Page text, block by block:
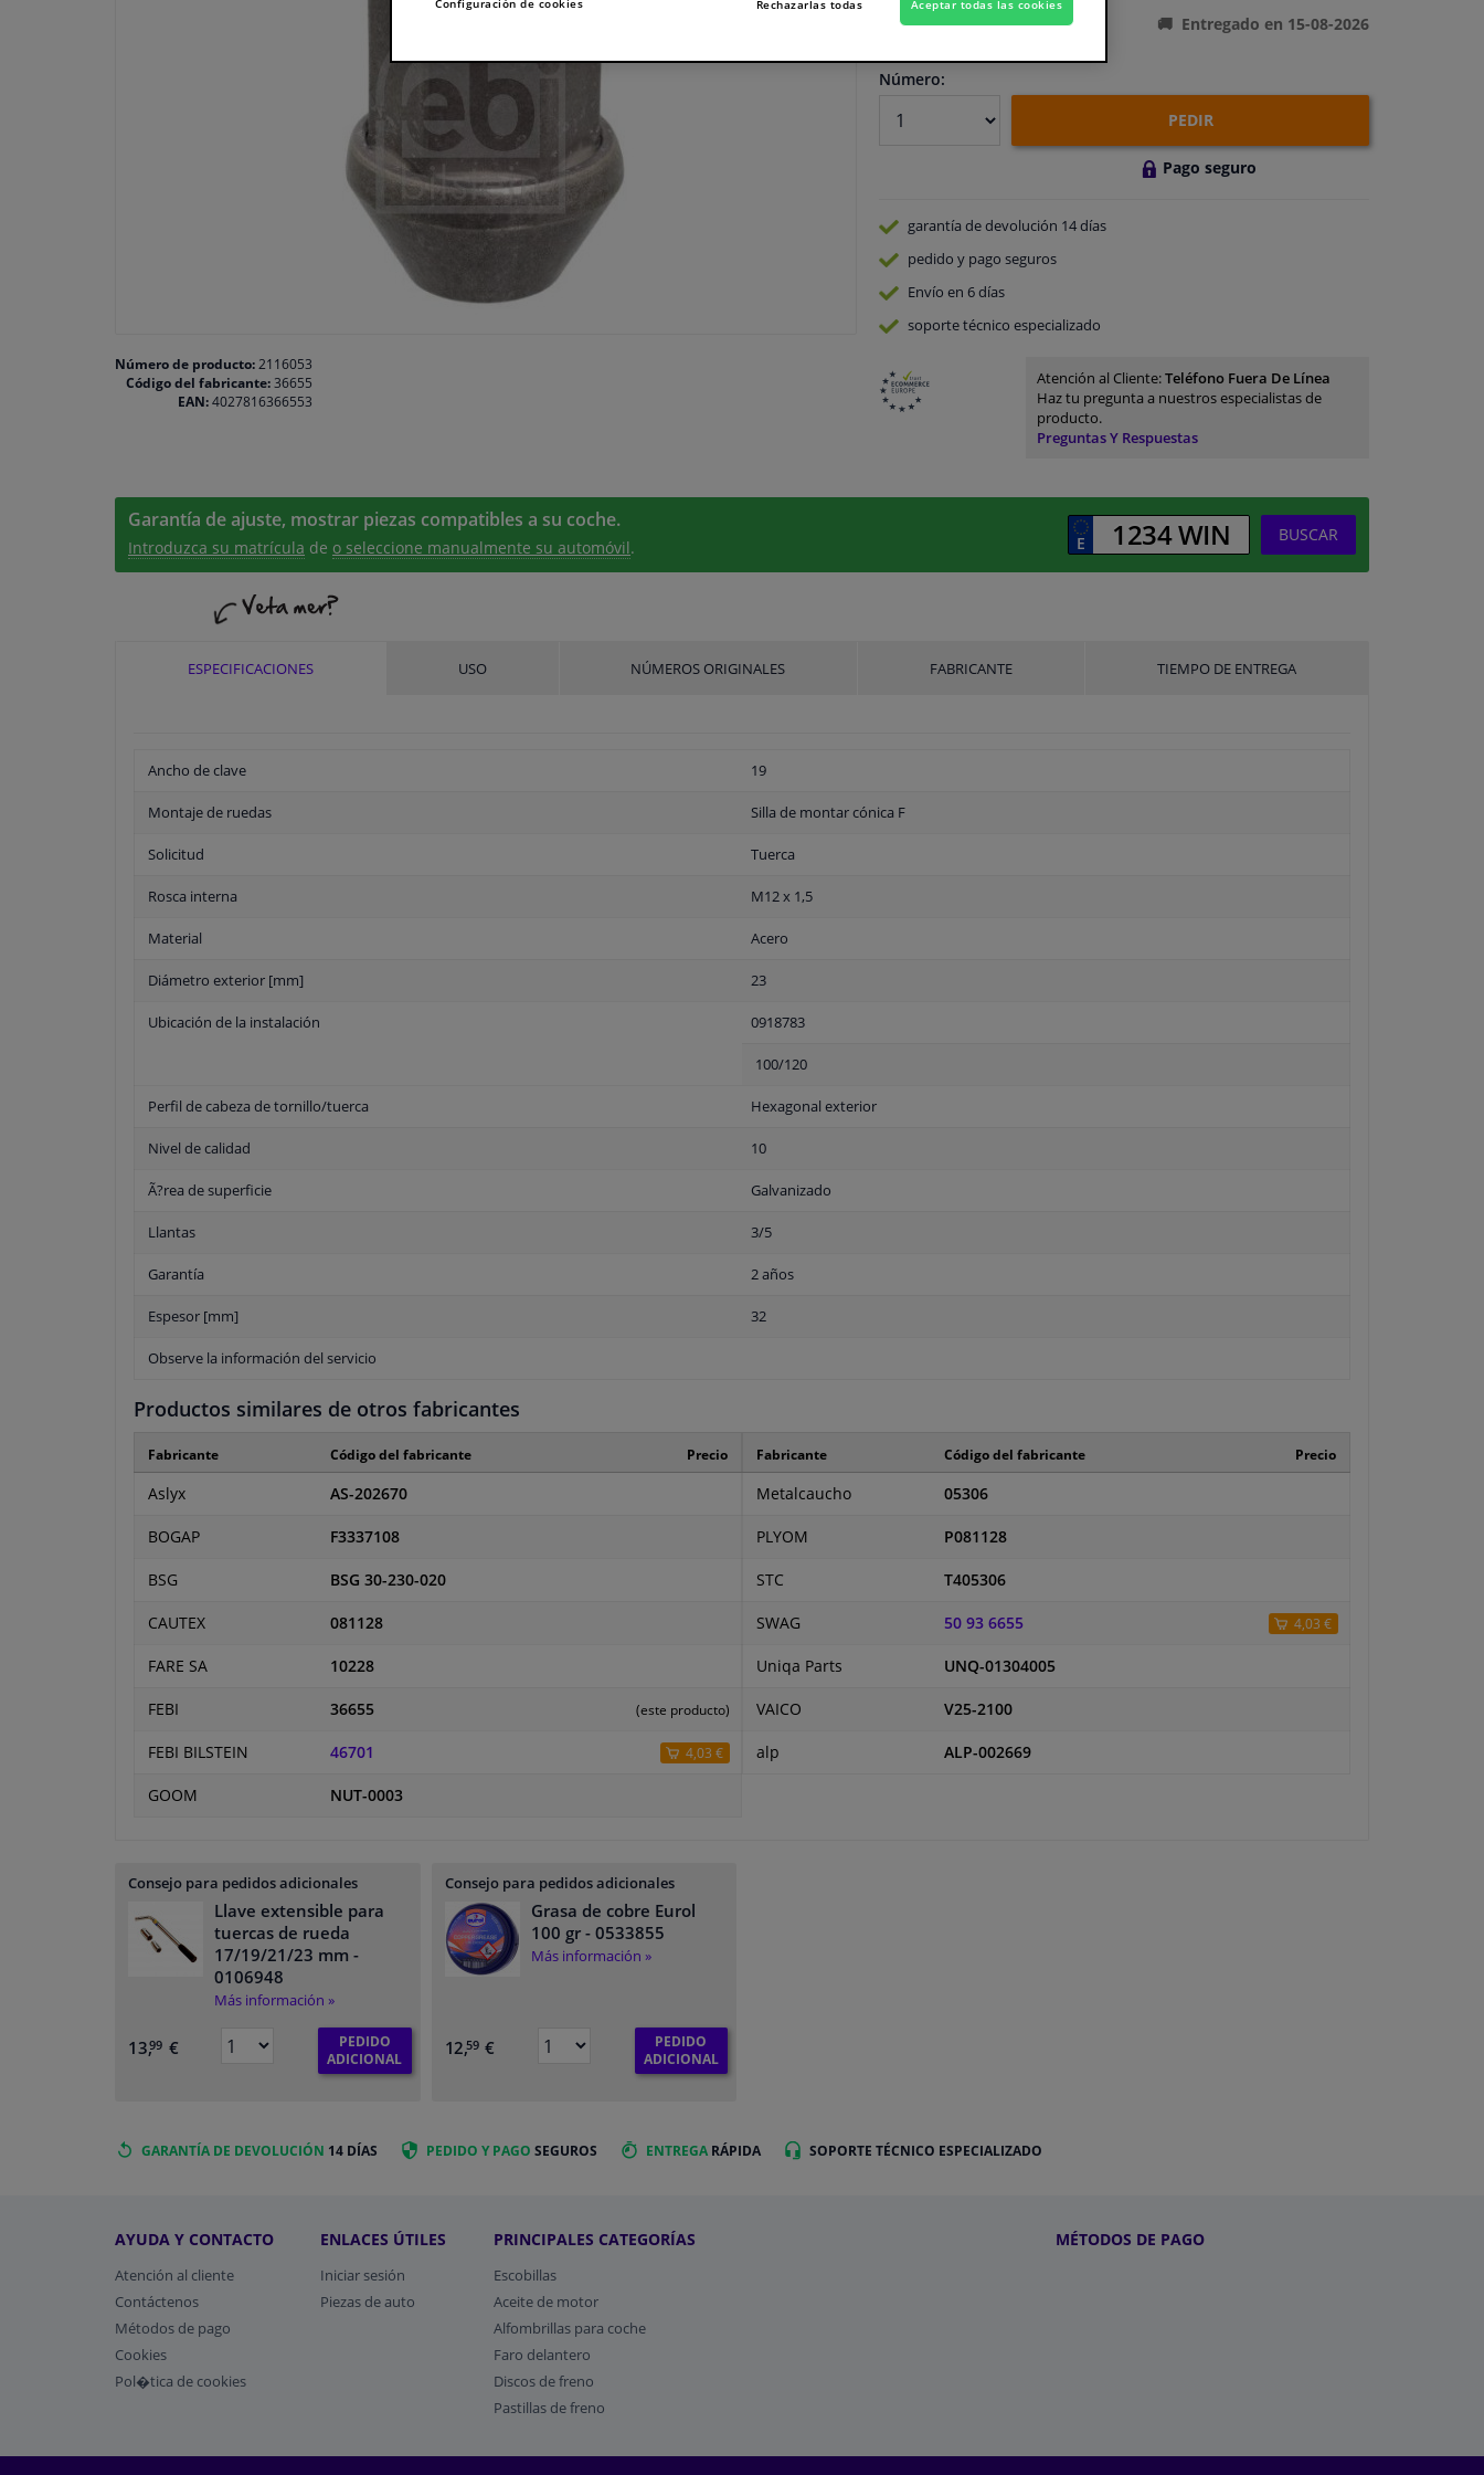
Número de producto:2116053
Código del fabricante:36655
EAN:4027816366553
Entregado en 15-08-2026
Número:
PEDIR
Pago seguro
garantía de devolución 14 días
pedido y pago seguros
Envío en 6 días
soporte técnico especializado
Atención al Cliente:Teléfono Fuera De Línea
Haz tu pregunta a nuestros especialistas de
producto.
Preguntas Y Respuestas
Garantía de ajuste, mostrar piezas compatibles a su coche.
Introduzca su matrícula de o seleccione manualmente su automóvil.
BUSCAR
ESPECIFICACIONES USO NÚMEROS ORIGINALES FABRICANTE TIEMPO DE ENTREGA
Ancho de clave 19
Montaje de ruedas Silla de montar cónica F
Solicitud Tuerca
Rosca interna M12 x 1,5
Material Acero
Diámetro exterior [mm] 23
Ubicación de la instalación 0918783
100/120
Perfil de cabeza de tornillo/tuerca Hexagonal exterior
Nivel de calidad 10
Ã?rea de superficie Galvanizado
Llantas 3/5
Garantía 2 años
Espesor [mm] 32
Observe la información del servicio
Productos similares de otros fabricantes
Fabricante Código del fabricante Precio
Aslyx AS-202670
BOGAP F3337108
BSG BSG 30-230-020
CAUTEX 081128
FARE SA 10228
FEBI 36655 (este producto)
FEBI BILSTEIN 46701 4,03 €
GOOM NUT-0003
Fabricante Código del fabricante Precio
Metalcaucho 05306
PLYOM P081128
STC T405306
SWAG 50 93 6655 4,03 €
Uniqa Parts UNQ-01304005
VAICO V25-2100
alp ALP-002669
Consejo para pedidos adicionales
Llave extensible para
tuercas de rueda
17/19/21/23 mm -
0106948
Más información »
13,99 €
PEDIDO
ADICIONAL
Consejo para pedidos adicionales
Grasa de cobre Eurol
100 gr- 0533855
Más información »
12,59 €
PEDIDO
ADICIONAL
GARANTÍA DE DEVOLUCIÓN 14 DÍAS PEDIDO Y PAGO SEGUROS ENTREGA RÁPIDA SOPORTE TÉCNICO ESPECIALIZADO
AYUDA Y CONTACTO
Atención al cliente
Contáctenos
Métodos de pago
​Cookies
Pol�tica de cookies
ENLACES ÚTILES
Iniciar sesión
Piezas de auto
PRINCIPALES CATEGORÍAS
Escobillas
Aceite de motor
Alfombrillas para coche
Faro delantero
Discos de freno
Pastillas de freno
MÉTODOS DE PAGO
Configuración de cookies Rechazarlas todas Aceptar todas las cookies